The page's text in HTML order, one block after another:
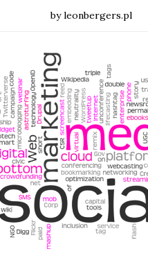
by leonbergers.pl